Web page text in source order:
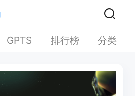
GPTS 排行榜 分类